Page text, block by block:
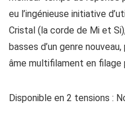
eu l’ingénieuse initiative
Cristal (la corde de Mi et
basses d’un genre nouveau,
âme multifilament en filage
Disponible en 2 tensions :